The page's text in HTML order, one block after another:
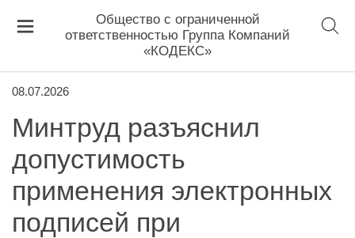
Общество с ограниченной
ответственностью Группа Компаний
«КОДЕКС»
08.07.2026
Минтруд разъяснил
допустимость
применения электронных
подписей при